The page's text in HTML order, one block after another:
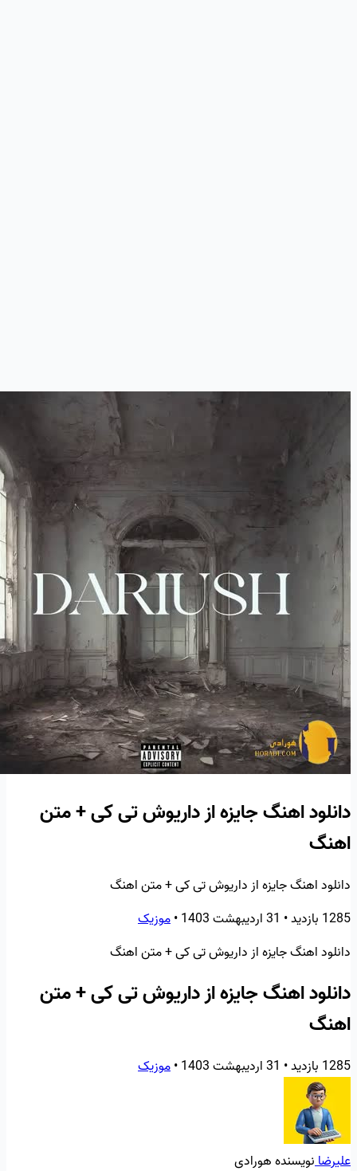
دانلود اهنگ جایزه از داریوش تی کی + متن
اهنگ
دانلود اهنگ جایزه از داریوش تی کی + متن اهنگ
1285 بازدید
• 31 اردیبهشت 1403 •موزیک
دانلود اهنگ جایزه از داریوش تی کی + متن اهنگ
دانلود اهنگ جایزه از داریوش تی کی + متن
اهنگ
1285 بازدید • 31 اردیبهشت 1403 •موزیک
علیرضانویسنده هورادی